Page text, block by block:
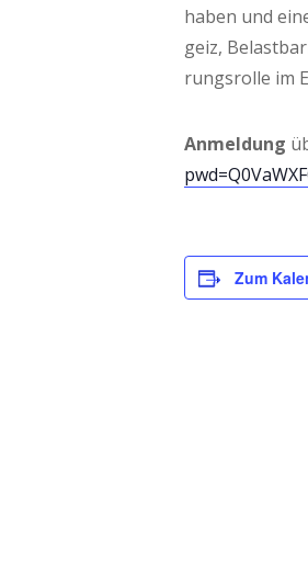
haben und
geiz,
rungs­rol­le im
Anmel­dung
Zum